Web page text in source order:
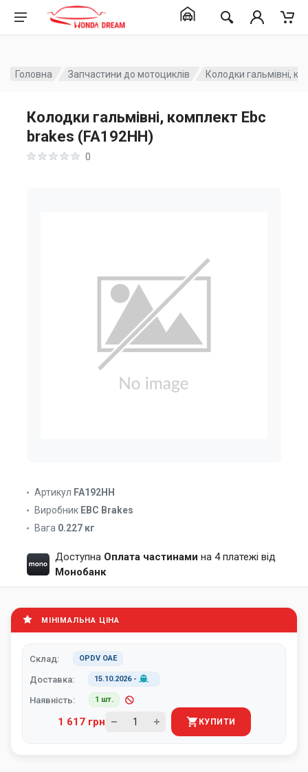
Головна Запчастини до мотоциклів Колодки гальмівні,
Колодки гальмівні, комплект Ebc
brakes (FA192HH)
0
Артикул FA192HH
Виробник EBC Brakes
Вага 0.227 кг
Доступна Оплата частинами на 4 платежі від
Монобанк
МІНІМАЛЬНА ЦІНА
Склад: OPDV ОАЕ
Доставка: 15.10.2026-
Наявність: 1 шт.
1 617 грн КУПИТИ